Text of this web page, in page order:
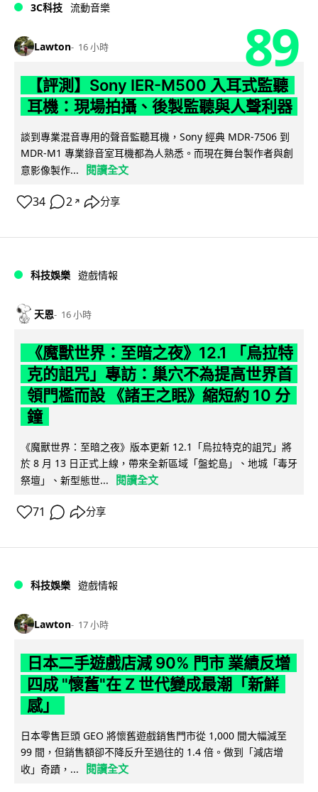
3C科技 流動音樂
Lawton 16 小時 89
【評測】Sony IER-M500 入耳式監聽
耳機：現場拍攝、後製監聽與人聲利器
談到專業混音專用的聲音監聽耳機，Sony 經典 MDR-7506 到
MDR-M1 專業錄音室耳機都為人熟悉。而現在舞台製作者與創
意影像製作...
閱讀全文
34 2 ↗ 分享
科技娛樂 遊戲情報
天恩 16 小時
《魔獸世界：至暗之夜》12.1 「烏拉特
克的詛咒」專訪：巢穴不為提高世界首
領門檻而設 《諸王之眠》縮短約 10 分
鐘
《魔獸世界：至暗之夜》版本更新 12.1「烏拉特克的詛咒」將
於 8 月 13 日正式上線，帶來全新區域「盤蛇島」、地城「毒牙
祭壇」、新型態世...
閱讀全文
71 分享
科技娛樂 遊戲情報
Lawton 17 小時
日本二手遊戲店減 90% 門市 業績反增
四成 "懷舊"在 Z 世代變成最潮「新鮮
感」
日本零售巨頭 GEO 將懷舊遊戲銷售門市從 1,000 間大幅減至
99 間，但銷售額卻不降反升至過往的 1.4 倍。做到「減店增
收」奇蹟，...
閱讀全文